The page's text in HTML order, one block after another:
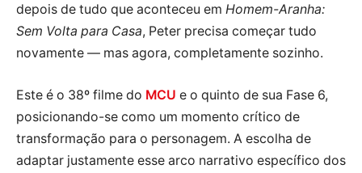
depois de tudo que aconteceu em Homem-Aranha:
Sem Volta para Casa, Peter precisa começar tudo
novamente — mas agora, completamente sozinho.
Este é o 38º filme do MCU e o quinto de sua Fase 6,
posicionando-se como um momento crítico de
transformação para o personagem. A escolha de
adaptar justamente esse arco narrativo específico dos